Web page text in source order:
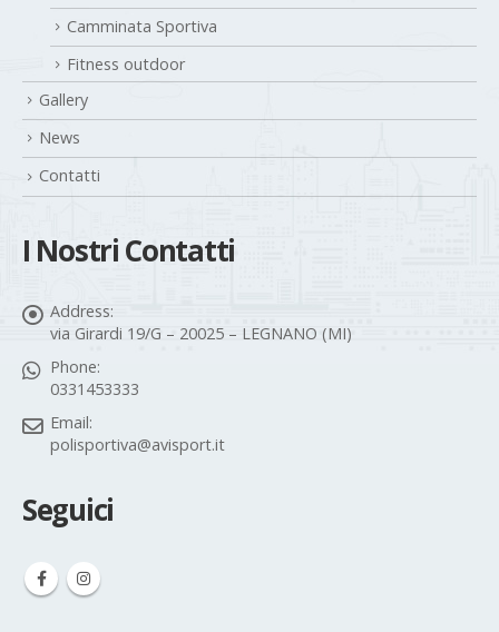
Camminata Sportiva
Fitness outdoor
Gallery
News
Contatti
I Nostri Contatti
Address:
via Girardi 19/G – 20025 – LEGNANO (MI)
Phone:
0331453333
Email:
polisportiva@avisport.it
Seguici